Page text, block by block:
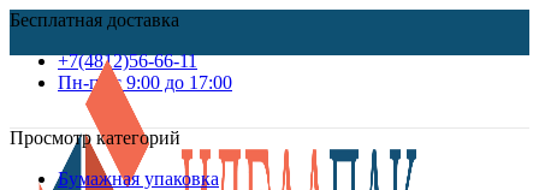
Бесплатная доставка
+7(4812)56-66-11
Пн-пт c 9:00 до 17:00
Просмотр категорий
Бумажная упаковка